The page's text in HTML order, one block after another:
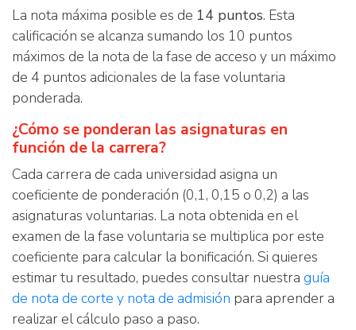
La nota máxima posible es de 14 puntos. Esta
calificación se alcanza sumando los 10 puntos
máximos de la nota de la fase de acceso y un máximo
de 4 puntos adicionales de la fase voluntaria
ponderada.
¿Cómo se ponderan las asignaturas en
función de la carrera?
Cada carrera de cada universidad asigna un
coeficiente de ponderación (0,1, 0,15 o 0,2) a las
asignaturas voluntarias. La nota obtenida en el
examen de la fase voluntaria se multiplica por este
coeficiente para calcular la bonificación. Si quieres
estimar tu resultado, puedes consultar nuestra guía
de nota de corte y nota de admisión para aprender a
realizar el cálculo paso a paso.